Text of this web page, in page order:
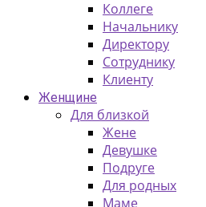
Коллеге
Начальнику
Директору
Сотруднику
Клиенту
Женщине
Для близкой
Жене
Девушке
Подруге
Для родных
Маме